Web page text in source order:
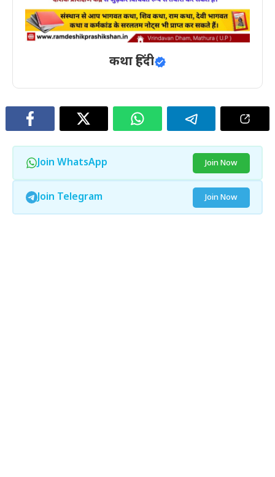
कथा हिंदी
Join WhatsApp Join Now
Join Telegram Join Now